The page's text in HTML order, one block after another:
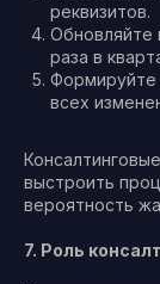
реквизитов.
Обновляйте
раза в
Формируйте
всех
выстроить
вероятность
7. Роль